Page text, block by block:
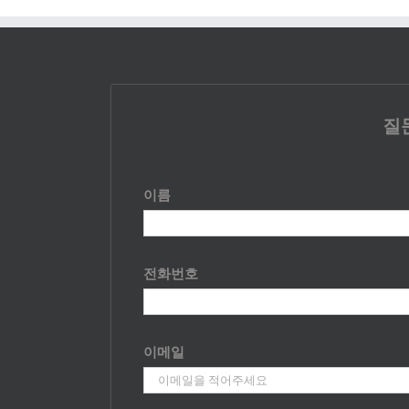
질
이름
전화번호
이메일